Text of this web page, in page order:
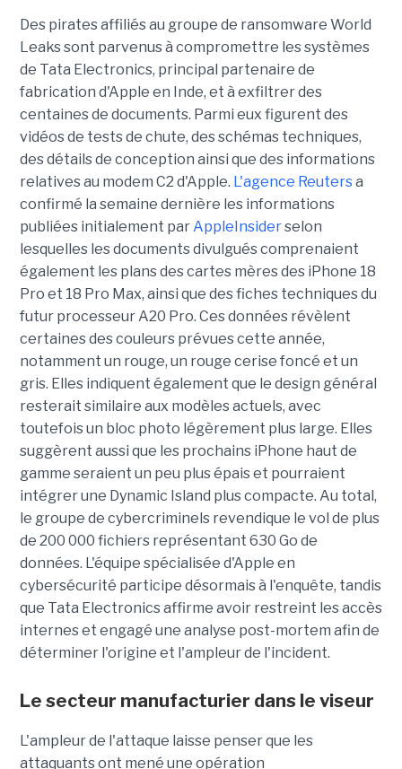
Des pirates affiliés au groupe de ransomware World
Leaks sont parvenus à compromettre les systèmes
de Tata Electronics, principal partenaire de
fabrication d'Apple en Inde, et à exfiltrer des
centaines de documents. Parmi eux figurent des
vidéos de tests de chute, des schémas techniques,
des détails de conception ainsi que des informations
relatives au modem C2 d'Apple. L'agence Reutersa
confirmé la semaine dernière les informations
publiées initialement parAppleInsiderselon
lesquelles les documents divulgués comprenaient
également les plans des cartes mères des iPhone 18
Pro et 18 Pro Max, ainsi que des fiches techniques du
futur processeur A20 Pro. Ces données révèlent
certaines des couleurs prévues cette année,
notamment un rouge, un rouge cerise foncé et un
gris. Elles indiquent également que le design général
resterait similaire aux modèles actuels, avec
toutefois un bloc photo légèrement plus large. Elles
suggèrent aussi que les prochains iPhone haut de
gamme seraient un peu plus épais et pourraient
intégrer une Dynamic Island plus compacte. Au total,
le groupe de cybercriminels revendique le vol de plus
de 200 000 fichiers représentant 630 Go de
données. L'équipe spécialisée d'Apple en
cybersécurité participe désormais à l'enquête, tandis
que Tata Electronics affirme avoir restreint les accès
internes et engagé une analyse post-mortem afin de
déterminer l'origine et l'ampleur de l'incident.
Le secteur manufacturier dans le viseur
L'ampleur de l'attaque laisse penser que les
attaquants ont mené une opération